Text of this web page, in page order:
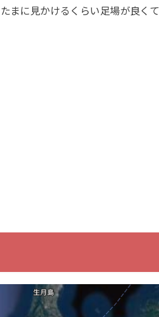
まに見かけるくらい足場が良く